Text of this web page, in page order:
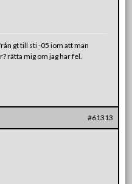
gt till sti -05 iom att man
rätta mig om jag har fel.
#61313